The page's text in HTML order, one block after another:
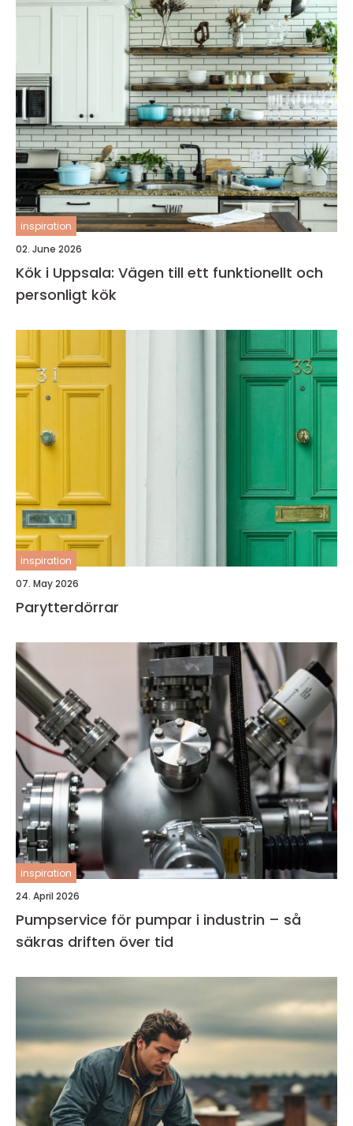
inspiration
02. June 2026
Kök i Uppsala: Vägen till ett funktionellt och
personligt kök
inspiration
07. May 2026
Parytterdörrar
inspiration
24. April 2026
Pumpservice för pumpar i industrin – så
säkras driften över tid